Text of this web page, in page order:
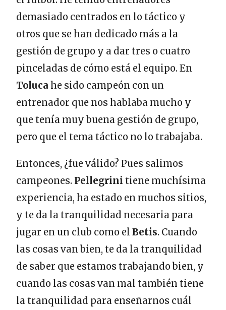
demasiado centrados en lo táctico y
otros que se han dedicado más a la
gestión de grupo y a dar tres o cuatro
pinceladas de cómo está el equipo. En
Toluca he sido campeón con un
entrenador que nos hablaba mucho y
que tenía muy buena gestión de grupo,
pero que el tema táctico no lo trabajaba.
Entonces, ¿fue válido? Pues salimos
campeones. Pellegrini tiene muchísima
experiencia, ha estado en muchos sitios,
y te da la tranquilidad necesaria para
jugar en un club como el Betis. Cuando
las cosas van bien, te da la tranquilidad
de saber que estamos trabajando bien, y
cuando las cosas van mal también tiene
la tranquilidad para enseñarnos cuál